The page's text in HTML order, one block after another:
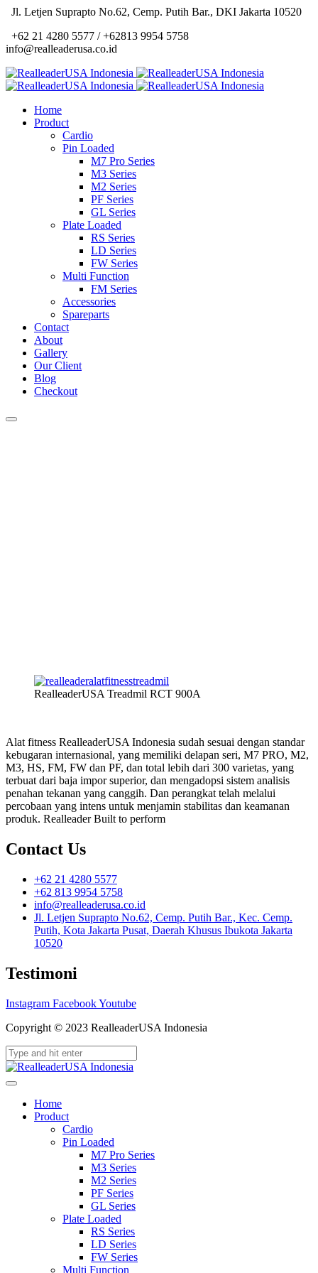
Jl. Letjen Suprapto No.62, Cemp. Putih Bar., DKI Jakarta 10520
+62 21 4280 5577 / +62813 9954 5758
info@realleaderusa.co.id
Home
Product
Cardio
Pin Loaded
M7 Pro Series
M3 Series
M2 Series
PF Series
GL Series
Plate Loaded
RS Series
LD Series
FW Series
Multi Function
FM Series
Accessories
Spareparts
Contact
About
Gallery
Our Client
Blog
Checkout
RealleaderUSA Treadmil RCT 900A
Alat fitness RealleaderUSA Indonesia sudah sesuai dengan standar
kebugaran internasional, yang memiliki delapan seri, M7 PRO, M2,
M3, HS, FM, FW dan PF, dan total lebih dari 300 varietas, yang
terbuat dari baja impor superior, dan mengadopsi sistem analisis
penahan tekanan yang canggih. Dan perangkat telah melalui
percobaan yang intens untuk menjamin stabilitas dan keamanan
produk. Realleader Built to perform
Contact Us
+62 21 4280 5577
+62 813 9954 5758
info@realleaderusa.co.id
Jl. Letjen Suprapto No.62, Cemp. Putih Bar., Kec. Cemp.
Putih, Kota Jakarta Pusat, Daerah Khusus Ibukota Jakarta
10520
Testimoni
Instagram FacebookYoutube
Copyright © 2023 RealleaderUSA Indonesia
Home
Product
Cardio
Pin Loaded
M7 Pro Series
M3 Series
M2 Series
PF Series
GL Series
Plate Loaded
RS Series
LD Series
FW Series
Multi Function